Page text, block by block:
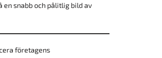
snabb och pålitlig bild av
företagens